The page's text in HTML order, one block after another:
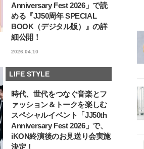
Anniversary Fest 2026」で読
める『JJ50周年 SPECIAL
BOOK（デジタル版）』の詳
細公開！
2026.04.10
LIFE STYLE
時代、世代をつなぐ音楽とフ
ァッション＆トークを楽しむ
スペシャルイベント「JJ50th
Anniversary Fest 2026」で、
iKON終演後のお見送り会実施
決定！